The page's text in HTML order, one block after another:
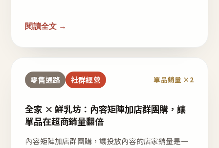
閱讀全文 →
零售通路 社群經營 單品銷量 ×2
全家 × 鮮乳坊：內容矩陣加店群團購，讓
單品在超商銷量翻倍
內容矩陣加店群團購，讓投放內容的店家銷量是一